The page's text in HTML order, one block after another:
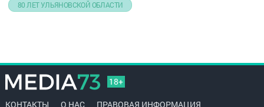
80 ЛЕТ УЛЬЯНОВСКОЙ ОБЛАСТИ
18+
КОНТАКТЫ О НАС ПРАВОВАЯ ИНФОРМАЦИЯ